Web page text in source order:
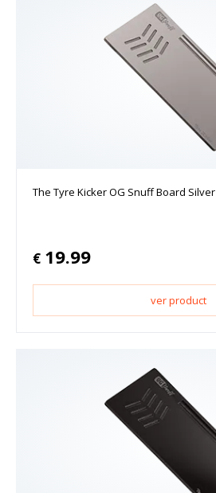
The Tyre Kicker OG Snuff Board Silver
€ 19.99
ver product